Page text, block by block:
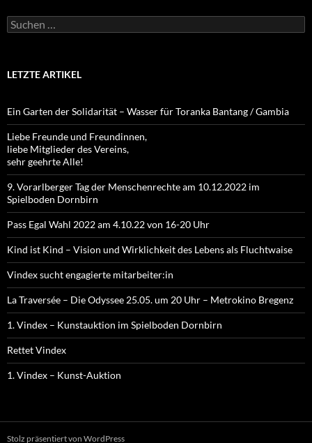
Suchen
nach:
LETZTE ARTIKEL
Ein Garten der Solidarität – Wasser für Toranka Bantang / Gambia
Liebe Freunde und Freundinnen,
liebe Mitglieder des Vereins,
sehr geehrte Alle!
9. Vorarlberger Tag der Menschenrechte am 10.12.2022 im
Spielboden Dornbirn
Pass Egal Wahl 2022 am 4.10.22 von 16-20 Uhr
Kind ist Kind – Vision und Wirklichkeit des Lebens als Fluchtwaise
Vindex sucht engagierte mitarbeiter:in
La Traversée – Die Odyssee 25.05. um 20 Uhr – Metrokino Bregenz
1. Vindex – Kunstauktion im Spielboden Dornbirn
Rettet Vindex
1. Vindex – Kunst-Auktion
Stolz präsentiert von WordPress